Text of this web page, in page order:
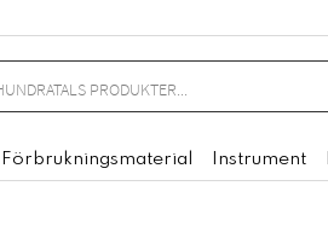
Förbrukningsmaterial Instrument